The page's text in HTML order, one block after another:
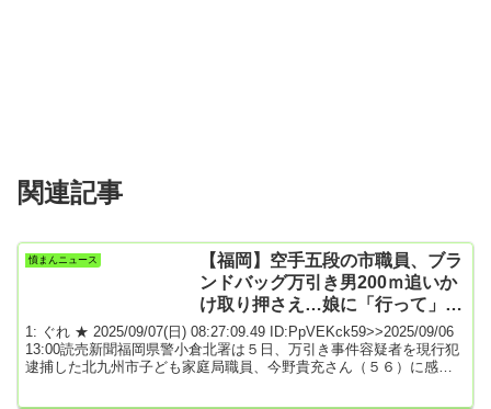
関連記事
憤まんニュース
【福岡】空手五段の市職員、ブラ
ンドバッグ万引き男200ｍ追いか
け取り押さえ…娘に「行って」と
肩たたかれ その後抱きしめても
らう ★2
1: ぐれ ★ 2025/09/07(日) 08:27:09.49 ID:PpVEKck59>>2025/09/06
13:00読売新聞福岡県警小倉北署は５日、万引き事件容疑者を現行犯
逮捕した北九州市子ども家庭局職員、今野貴充さん（５６）に感謝